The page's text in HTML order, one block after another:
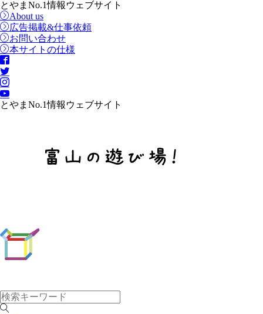
とやまNo.1情報ウェブサイト
About us
広告掲載&仕事依頼
お問い合わせ
本サイトの仕様
とやまNo.1情報ウェブサイト